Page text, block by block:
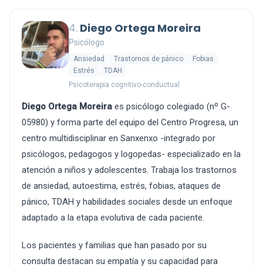
4. Diego Ortega Moreira
Psicólogo
Ansiedad Trastornos de pánico
Fobias
Estrés
TDAH
Psicoterapia cognitivo-conductual
Diego Ortega Moreira es psicólogo colegiado (nº G-
05980) y forma parte del equipo del Centro Progresa, un
centro multidisciplinar en Sanxenxo -integrado por
psicólogos, pedagogos y logopedas- especializado en la
atención a niños y adolescentes. Trabaja los trastornos
de ansiedad, autoestima, estrés, fobias, ataques de
pánico, TDAH y habilidades sociales desde un enfoque
adaptado a la etapa evolutiva de cada paciente.
Los pacientes y familias que han pasado por su
consulta destacan su empatía y su capacidad para